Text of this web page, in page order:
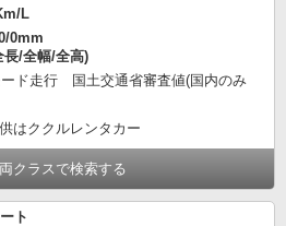
L
0mm
長/全幅/全高)
ード走行 国土交通省審査値(国内のみ
はククルレンタカー
クラスで検索する
ト